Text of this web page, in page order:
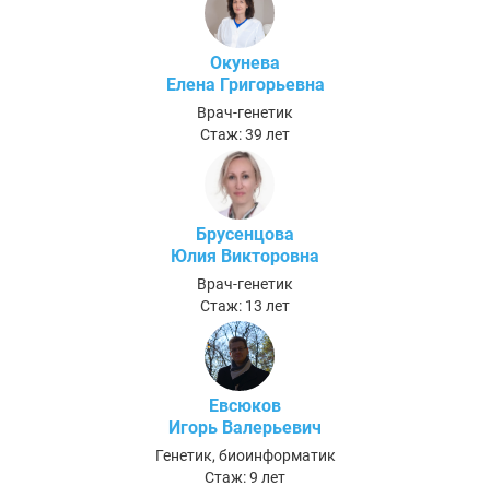
Окунева
Елена Григорьевна
Врач-генетик
Стаж: 39 лет
Брусенцова
Юлия Викторовна
Врач-генетик
Стаж: 13 лет
Евсюков
Игорь Валерьевич
Генетик, биоинформатик
Стаж: 9 лет